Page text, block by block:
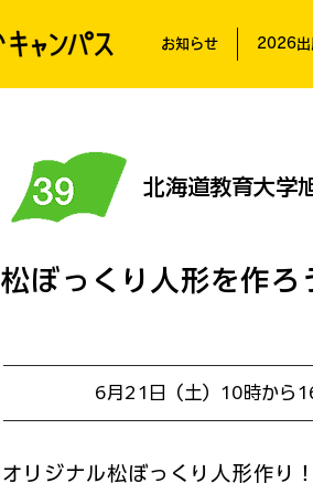
お知らせ 2026出
北海道教育大学
松ぼっくり人形を作ろ
6月21日（土）10時から
オリジナル松ぼっくり人形作り